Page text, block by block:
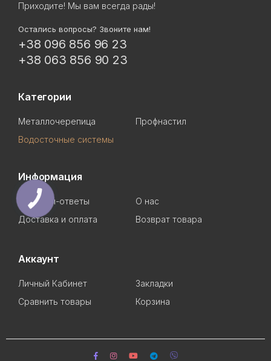
Приходите! Мы вам всегда рады!
Остались вопросы? Звоните нам!
+38 096 856 96 23
+38 063 856 90 23
Категории
Металлочерепица
Профнастил
Водосточные системы
Информация
Вопросы-ответы
О нас
Доставка и оплата
Возврат товара
Аккаунт
Личный Кабинет
Закладки
Сравнить товары
Корзина